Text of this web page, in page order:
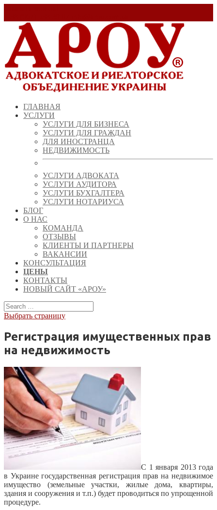
ГЛАВНАЯ
УСЛУГИ
УСЛУГИ ДЛЯ БИЗНЕСА
УСЛУГИ ДЛЯ ГРАЖДАН
ДЛЯ ИНОСТРАНЦА
НЕДВИЖИМОСТЬ
УСЛУГИ АДВОКАТА
УСЛУГИ АУДИТОРА
УСЛУГИ БУХГАЛТЕРА
УСЛУГИ НОТАРИУСА
БЛОГ
О НАС
КОМАНДА
ОТЗЫВЫ
КЛИЕНТЫ И ПАРТНЕРЫ
ВАКАНСИИ
КОНСУЛЬТАЦИЯ
ЦЕНЫ
КОНТАКТЫ
НОВЫЙ САЙТ «АРОУ»
Выбрать страницу
Регистрация имущественных прав
на недвижимость
С 1 января 2013 года
в Украине государственная регистрация прав на недвижимое
имущество (земельные участки, жилые дома, квартиры,
здания и сооружения и т.п.) будет проводиться по упрощенной
процедуре.